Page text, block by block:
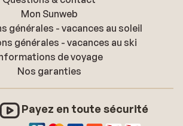
Mon Sunweb
générales - vacances au soleil
générales - vacances au ski
de voyage
Nos garanties
Payez en toute sécurité